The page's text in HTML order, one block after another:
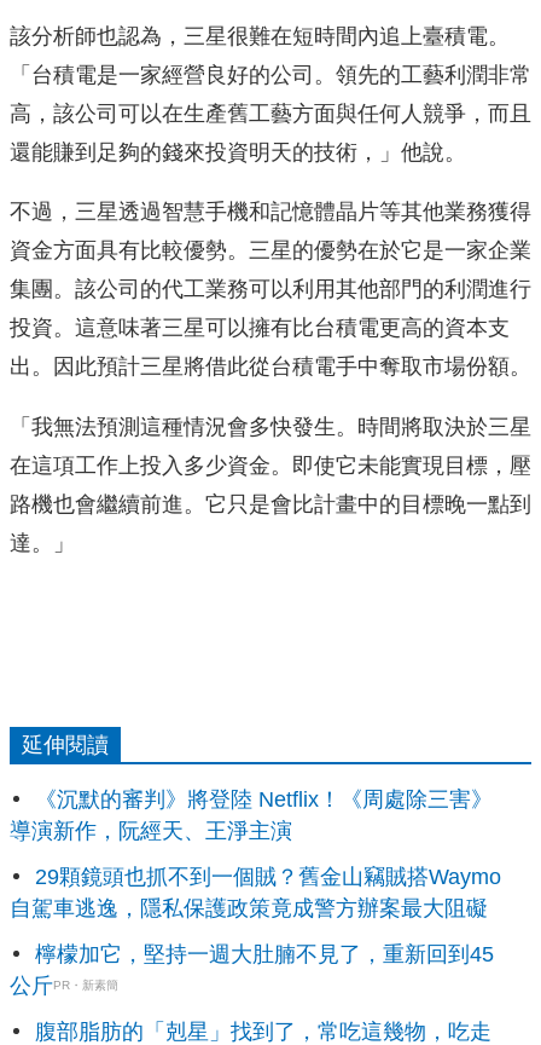
該分析師也認為，三星很難在短時間內追上臺積電。
「台積電是一家經營良好的公司。領先的工藝利潤非常
高，該公司可以在生產舊工藝方面與任何人競爭，而且
還能賺到足夠的錢來投資明天的技術，」他說。
不過，三星透過智慧手機和記憶體晶片等其他業務獲得
資金方面具有比較優勢。三星的優勢在於它是一家企業
集團。該公司的代工業務可以利用其他部門的利潤進行
投資。這意味著三星可以擁有比台積電更高的資本支
出。因此預計三星將借此從台積電手中奪取市場份額。
「我無法預測這種情況會多快發生。時間將取決於三星
在這項工作上投入多少資金。即使它未能實現目標，壓
路機也會繼續前進。它只是會比計畫中的目標晚一點到
達。」
延伸閱讀
《沉默的審判》將登陸 Netflix！《周處除三害》
導演新作，阮經天、王淨主演
29顆鏡頭也抓不到一個賊？舊金山竊賊搭Waymo
自駕車逃逸，隱私保護政策竟成警方辦案最大阻礙
檸檬加它，堅持一週大肚腩不見了，重新回到45
公斤PR・新素簡
腹部脂肪的「剋星」找到了，常吃這幾物，吃走